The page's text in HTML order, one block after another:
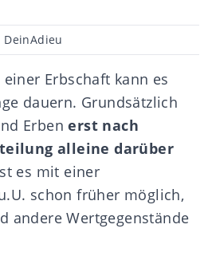
Beitragsautor
DeinAdieu
Erbschaft kann es
dauern. Grundsätzlich
Erbenerst nach
alleine darüber
es mit einer
schon früher möglich,
andere Wertgegenstände